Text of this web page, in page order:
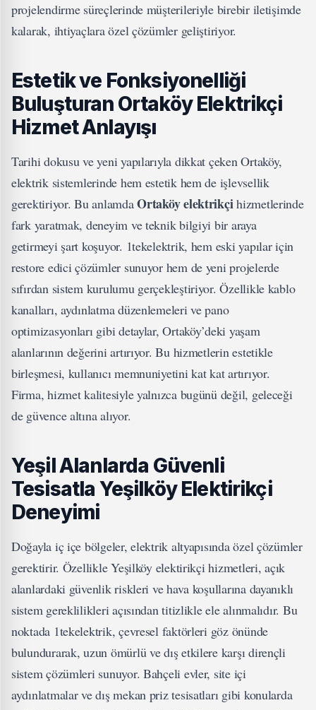
projelendirme süreçlerinde müşterileriyle birebir iletişimde
kalarak, ihtiyaçlara özel çözümler geliştiriyor.
Estetik ve Fonksiyonelliği
Buluşturan Ortaköy Elektrikçi
Hizmet Anlayışı
Tarihi dokusu ve yeni yapılarıyla dikkat çeken Ortaköy,
elektrik sistemlerinde hem estetik hem de işlevsellik
gerektiriyor. Bu anlamdaOrtaköy elektrikçihizmetlerinde
fark yaratmak, deneyim ve teknik bilgiyi bir araya
getirmeyi şart koşuyor. 1tekelektrik, hem eski yapılar için
restore edici çözümler sunuyor hem de yeni projelerde
sıfırdan sistem kurulumu gerçekleştiriyor. Özellikle kablo
kanalları, aydınlatma düzenlemeleri ve pano
optimizasyonları gibi detaylar, Ortaköy’deki yaşam
alanlarının değerini artırıyor. Bu hizmetlerin estetikle
birleşmesi, kullanıcı memnuniyetini kat kat artırıyor.
Firma, hizmet kalitesiyle yalnızca bugünü değil, geleceği
de güvence altına alıyor.
Yeşil Alanlarda Güvenli
Tesisatla Yeşilköy Elektirikçi
Deneyimi
Doğayla iç içe bölgeler, elektrik altyapısında özel çözümler
gerektirir. Özellikle Yeşilköy elektirikçi hizmetleri, açık
alanlardaki güvenlik riskleri ve hava koşullarına dayanıklı
sistem gereklilikleri açısından titizlikle ele alınmalıdır. Bu
noktada 1tekelektrik, çevresel faktörleri göz önünde
bulundurarak, uzun ömürlü ve dış etkilere karşı dirençli
sistem çözümleri sunuyor. Bahçeli evler, site içi
aydınlatmalar ve dış mekan priz tesisatları gibi konularda